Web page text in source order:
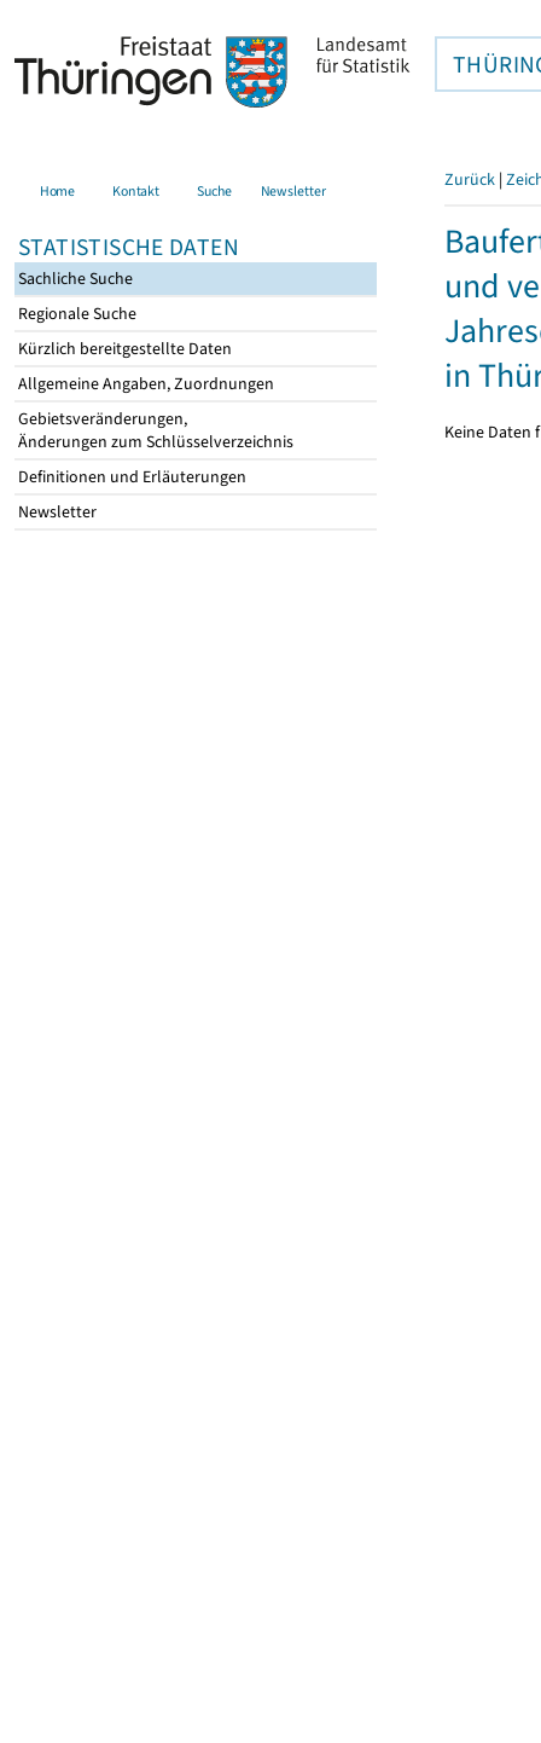
Home Kontakt Suche Newsletter
STATISTISCHE DATEN
Sachliche Suche
Regionale Suche
Kürzlich bereitgestellte Daten
Allgemeine Angaben, Zuordnungen
Gebietsveränderungen,
Änderungen zum Schlüsselverzeichnis
Definitionen und Erläuterungen
Newsletter
Zurück |
und
in
Keine Daten